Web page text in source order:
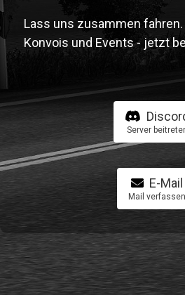
Lass uns zusammen
Konvois und Events - jetzt
Server
E-Mail
Mail verfassen